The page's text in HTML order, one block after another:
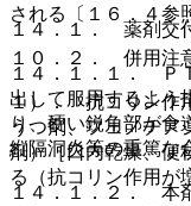
１４．１． 薬剤交
１４．１．１． Ｐ
出して服用するよう
り、硬い鋭角部が食
縦隔洞炎等の重篤な
１４．１．２． 本
される〔１６．４参
１０．２． 併用注
１）． 抗コリン作
うつ剤、フェノチア
剤）［口内乾燥、便
る（抗コリン作用が